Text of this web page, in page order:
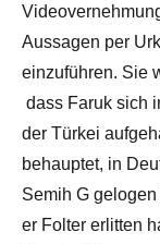
Aussagen per
einzuführen. Sie
dass Faruk sich
der Türkei
behauptet, in
Semih G
er Folter erlitten